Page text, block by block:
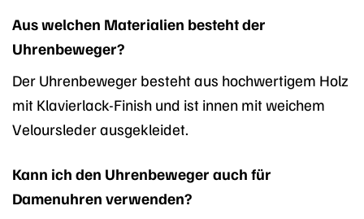
Aus welchen Materialien besteht der
Uhrenbeweger?
Der Uhrenbeweger besteht aus hochwertigem Holz
mit Klavierlack-Finish und ist innen mit weichem
Veloursleder ausgekleidet.
Kann ich den Uhrenbeweger auch für
Damenuhren verwenden?